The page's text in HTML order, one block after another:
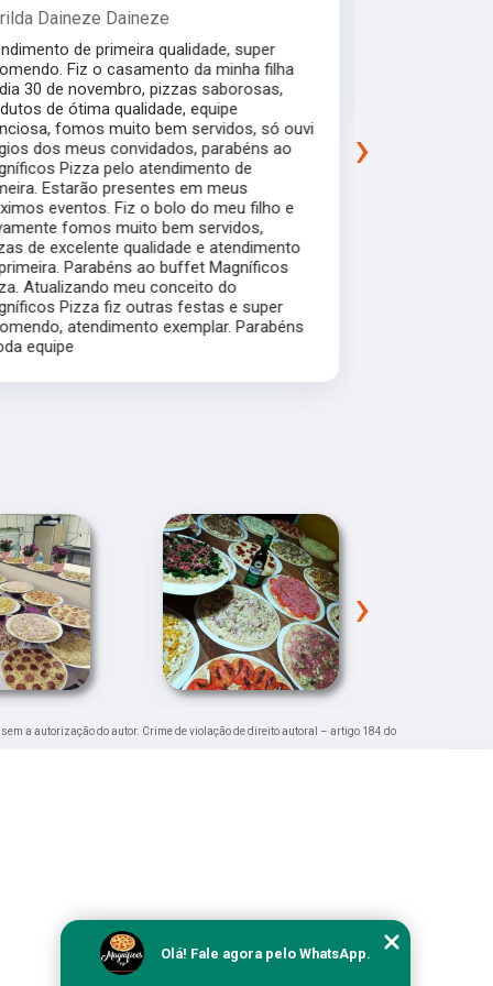
Foi tudo perfeito!!os garcons
educados e cordiais, e as pizzas de
variados , todas muito gostosas e
bem preparadas.Recomendo com certeza.
›
›
a autorização do autor. Crime de violação de direito autoral – artigo 184 do
Olá! Fale agora pelo WhatsApp.